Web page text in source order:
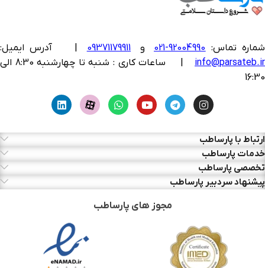
شماره تماس: 92004990-021 و 09371179911
آدرس ایمیل:
info@parsateb.ir
| ساعات کاری : شنبه تا چهارشنبه 8:30 الی
16:30
ارتباط با پارساطب
خدمات پارساطب
تخصصی پارساطب
پیشنهاد سردبیر پارساطب
مجوز های پارساطب